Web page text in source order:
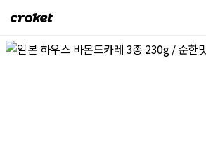
크
켓